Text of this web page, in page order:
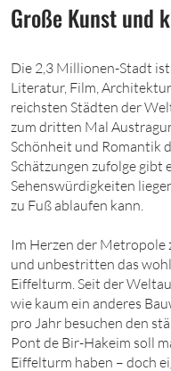
Große Kunst und
Die 2,3 Millionen-Stadt
Literatur, Film,
reichsten Städten der
zum dritten Mal
Schönheit und Romantik
Schätzungen zufolge gibt
Sehenswürdigkeiten
zu Fuß ablaufen kann.
Im Herzen der Metropole
und unbestritten das
Eiffelturm. Seit der
wie kaum ein anderes
pro Jahr besuchen den
Pont de Bir-Hakeim soll
Eiffelturm haben – doch